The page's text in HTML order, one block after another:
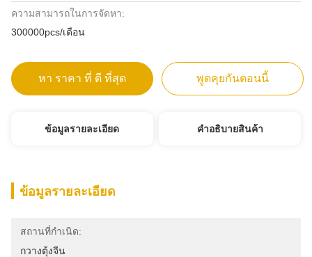
ความสามารถในการจัดหา:
300000pcs/เดือน
หา ราคา ที่ ดี ที่สุด พูดคุยกันตอนนี้
ข้อมูลรายละเอียด คําอธิบายสินค้า
ข้อมูลรายละเอียด
สถานที่กำเนิด:
กวางตุ้งจีน